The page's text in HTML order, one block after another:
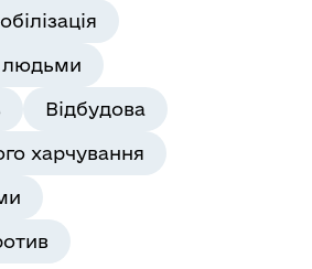
людьми
Відбудова
харчування